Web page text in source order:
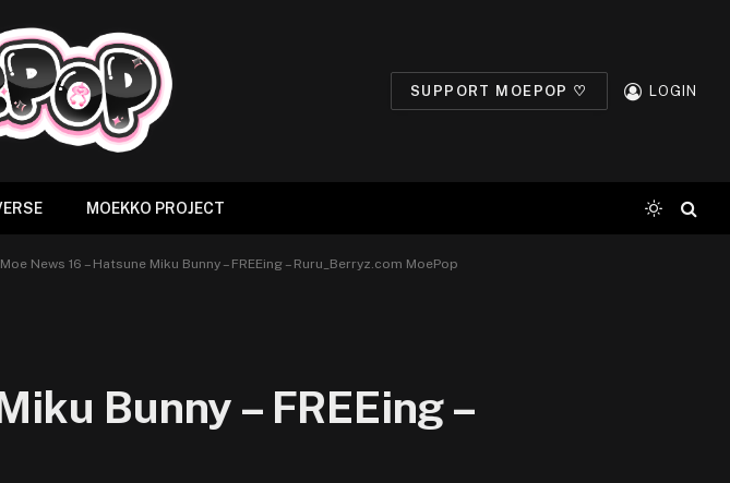
SUPPORT MOEPOP ♡ LOGIN
MOEKKO PROJECT
News 16 – Hatsune Miku Bunny – FREEing – Ruru_Berryz.com MoePop
Bunny – FREEing –